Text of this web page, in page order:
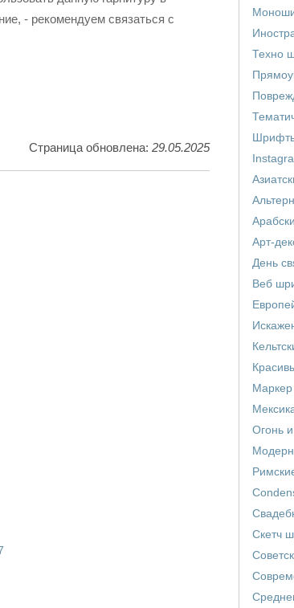
- рекомендуем связаться с
Страница обновлена: 29.05.2025
Техно
Арт-
День
Веб
Огонь
Скетч